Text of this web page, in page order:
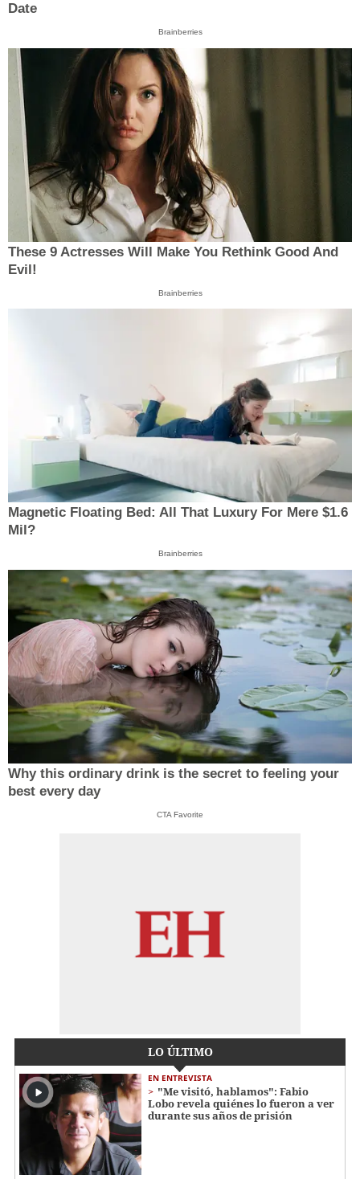
Date
Brainberries
These 9 Actresses Will Make You Rethink Good And
Evil!
Brainberries
Magnetic Floating Bed: All That Luxury For Mere $1.6
Mil?
Brainberries
Why this ordinary drink is the secret to feeling your
best every day
CTA Favorite
LO ÚLTIMO
EN ENTREVISTA
"Me visitó, hablamos": Fabio
Lobo revela quiénes lo fueron a ver
durante sus años de prisión